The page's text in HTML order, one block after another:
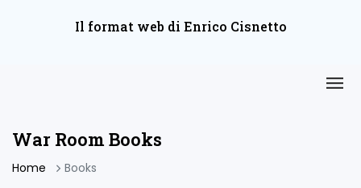
Il format web di Enrico Cisnetto
War Room Books
Home Books